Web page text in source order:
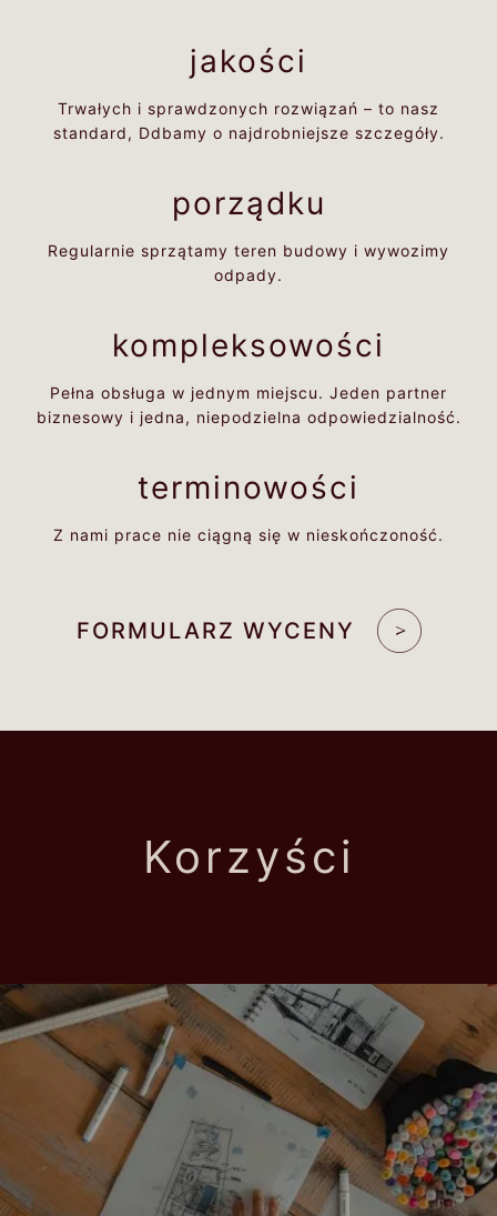
jakości
Trwałych i sprawdzonych rozwiązań – to nasz
standard, Ddbamy o najdrobniejsze szczegóły.
porządku
Regularnie sprzątamy teren budowy i wywozimy
odpady.
kompleksowości
Pełna obsługa w jednym miejscu. Jeden partner
biznesowy i jedna, niepodzielna odpowiedzialność.
terminowości
Z nami prace nie ciągną się w nieskończoność.
FORMULARZ WYCENY
Korzyści